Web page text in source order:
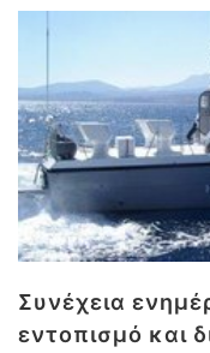
Συνέχεια
εντοπισμό και